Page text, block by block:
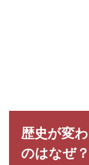
歴史が変
のはなぜ？